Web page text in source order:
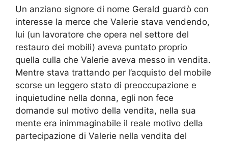
Un anziano signore di nome Gerald guardò con
interesse la merce che Valerie stava vendendo,
lui (un lavoratore che opera nel settore del
restauro dei mobili) aveva puntato proprio
quella culla che Valerie aveva messo in vendita.
Mentre stava trattando per l’acquisto del mobile
scorse un leggero stato di preoccupazione e
inquietudine nella donna, egli non fece
domande sul motivo della vendita, nella sua
mente era inimmaginabile il reale motivo della
partecipazione di Valerie nella vendita del